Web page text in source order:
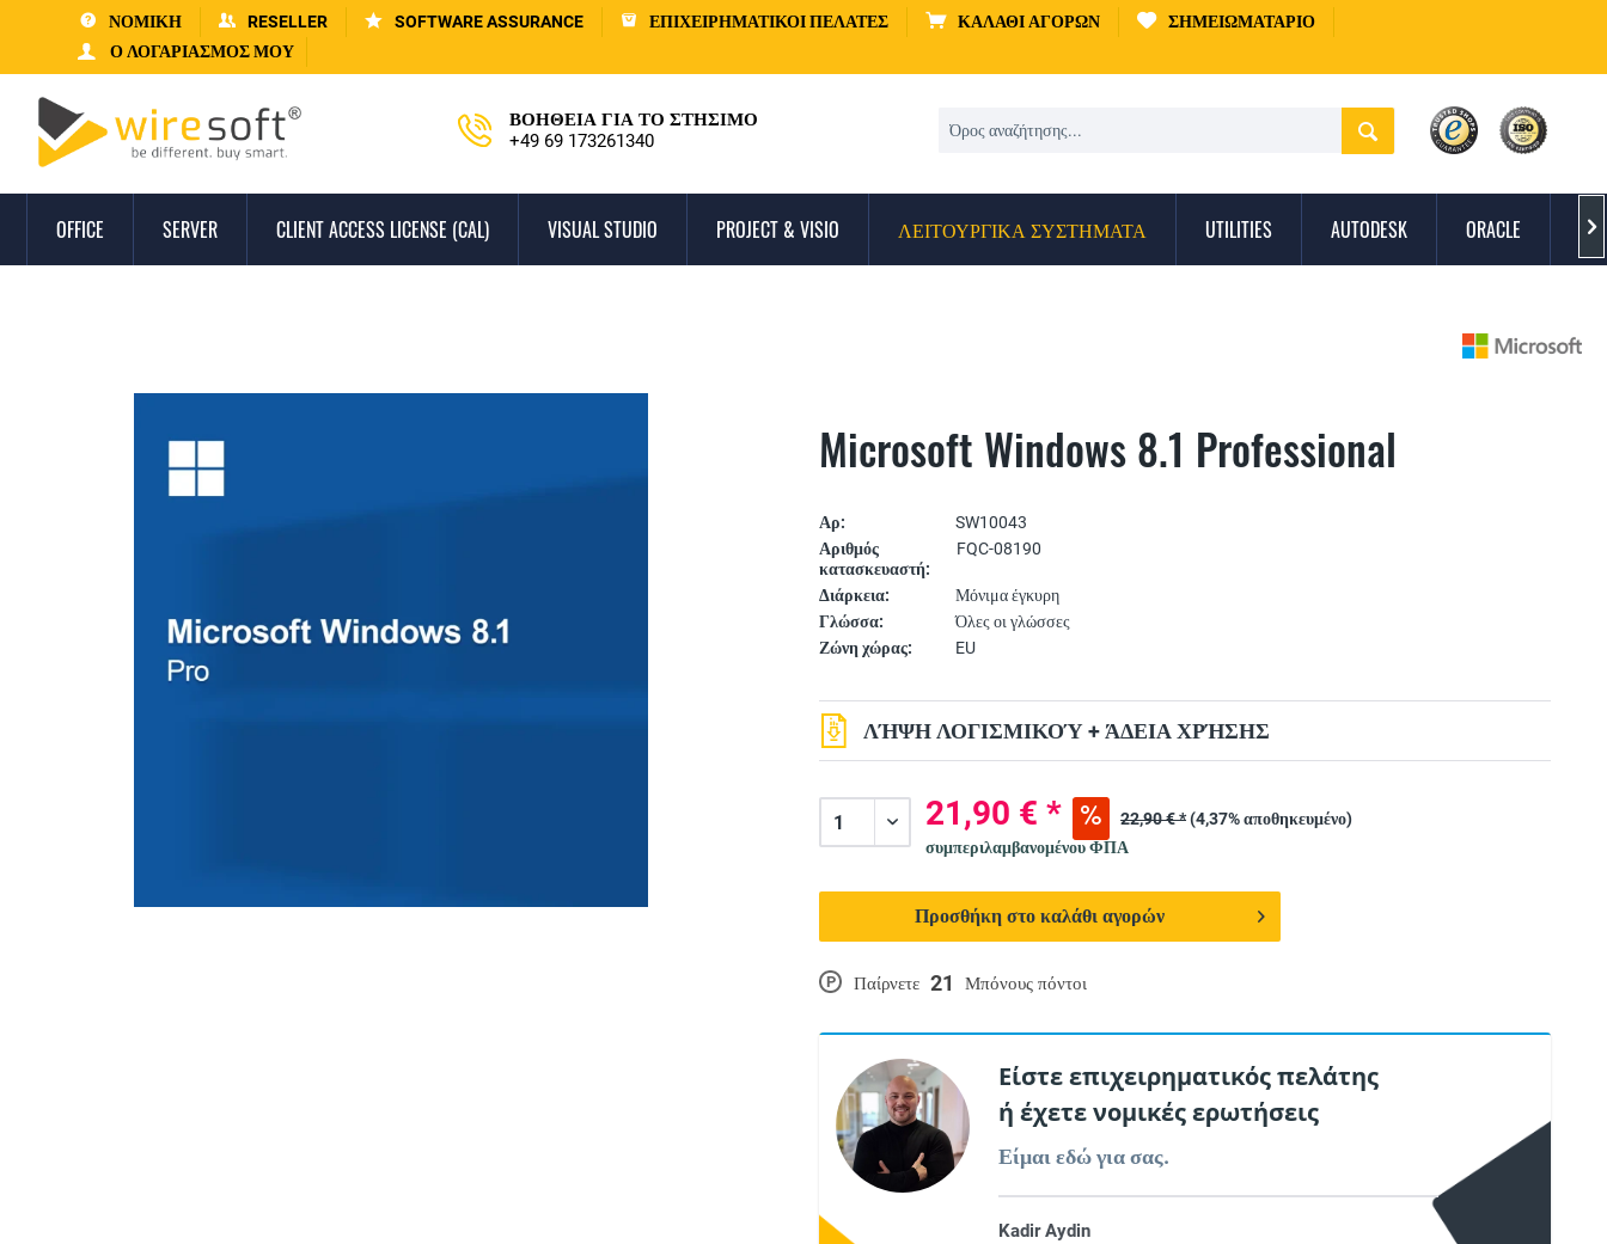
ΝΟΜΙΚΗ RESELLER SOFTWARE ASSURANCE ΕΠΙΧΕΙΡΗΜΑΤΙΚΟΊ ΠΕΛΆΤΕΣ ΚΑΛΆΘΙ ΑΓΟΡΏΝ
ΣΗΜΕΙΩΜΑΤΆΡΙΟ
Ο ΛΟΓΑΡΙΑΣΜΌΣ ΜΟΥ
ΒΟΉΘΕΙΑ ΓΙΑ ΤΟ ΣΤΉΣΙΜΟ
+49 69 173261340
OFFICE SERVER CLIENT ACCESS LICENSE (CAL) VISUAL STUDIO PROJECT & VISIO ΛΕΙΤΟΥΡΓΙΚΆ ΣΥΣΤΉΜΑΤΑ UTILITIES AUTODESK ORACLE 
Microsoft Windows 8.1 Professional
Αρ:
SW10043
Αριθμός
κατασκευαστή:
FQC-08190
Διάρκεια:
Μόνιμα έγκυρη
Γλώσσα:
Όλες οι γλώσσες
Ζώνη χώρας:
EU
P Παίρνετε 21 Μπόνους πόντοι
ΛΉΨΗ ΛΟΓΙΣΜΙΚΟΎ + ΆΔΕΙΑ ΧΡΉΣΗΣ
21,90 € * 22,90 € *(4,37% αποθηκευμένο)
συμπεριλαμβανομένου ΦΠΑ
Προσθήκη στο καλάθι αγορών
Είστε επιχειρηματικός πελάτης
ή έχετε νομικές ερωτήσεις
Είμαι εδώ για σας.
Kadir Aydin